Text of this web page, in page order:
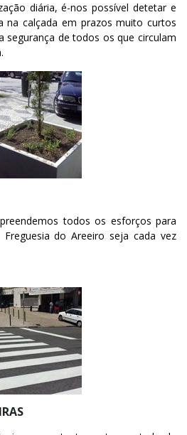
diária, é-nos possível detetar e
na calçada em prazos muito curtos
segurança de todos os que circulam
todos os esforços para
do Areeiro seja cada vez